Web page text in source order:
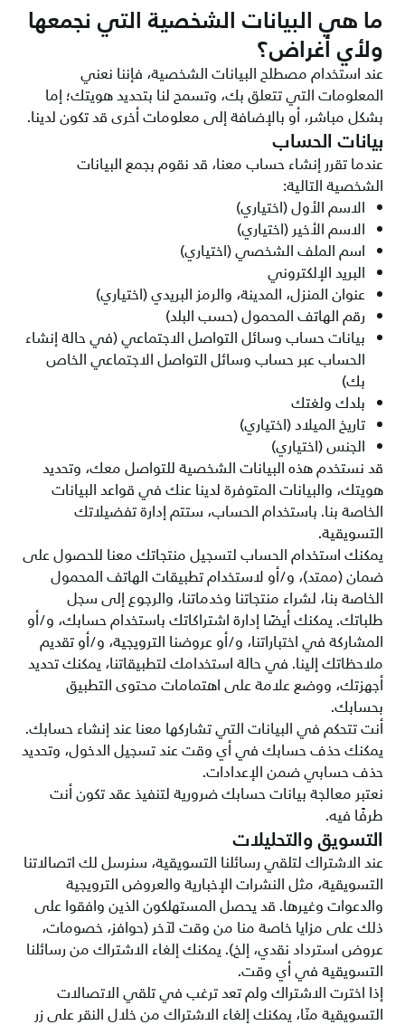
ما هي البيانات الشخصية التي نجمعها
ولأي أغراض؟
عند استخدام مصطلح البيانات الشخصية، فإننا نعني
المعلومات التي تتعلق بك، وتسمح لنا بتحديد هويتك؛ إما
بشكل مباشر، أو بالإضافة إلى معلومات أخرى قد تكون لدينا.
بيانات الحساب
عندما تقرر إنشاء حساب معنا، قد نقوم بجمع البيانات
الشخصية التالية:
الاسم الأول (اختياري)
الاسم الأخير (اختياري)
اسم الملف الشخصي (اختياري)
البريد الإلكتروني
عنوان المنزل، المدينة، والرمز البريدي (اختياري)
رقم الهاتف المحمول (حسب البلد)
بيانات حساب وسائل التواصل الاجتماعي (في حالة إنشاء
الحساب عبر حساب وسائل التواصل الاجتماعي الخاص
بك)
بلدك ولغتك
تاريخ الميلاد (اختياري)
الجنس (اختياري)
قد نستخدم هذه البيانات الشخصية للتواصل معك، وتحديد
هويتك، والبيانات المتوفرة لدينا عنك في قواعد البيانات
الخاصة بنا. باستخدام الحساب، ستتم إدارة تفضيلاتك
التسويقية.
يمكنك استخدام الحساب لتسجيل منتجاتك معنا للحصول على
ضمان (ممتد)، و/أو لاستخدام تطبيقات الهاتف المحمول
الخاصة بنا، لشراء منتجاتنا وخدماتنا، والرجوع إلى سجل
طلباتك. يمكنك أيضًا إدارة اشتراكاتك باستخدام حسابك، و/أو
المشاركة في اختباراتنا، و/أو عروضنا الترويجية، و/أو تقديم
ملاحظاتك إلينا. في حالة استخدامك لتطبيقاتنا، يمكنك تحديد
أجهزتك، ووضع علامة على اهتمامات محتوى التطبيق
بحسابك.
أنت تتحكم في البيانات التي تشاركها معنا عند إنشاء حسابك.
يمكنك حذف حسابك في أي وقت عند تسجيل الدخول، وتحديد
حذف حسابي ضمن الإعدادات.
نعتبر معالجة بيانات حسابك ضرورية لتنفيذ عقد تكون أنت
طرفًا فيه.
التسويق والتحليلات
عند الاشتراك لتلقي رسائلنا التسويقية، سنرسل لك اتصالاتنا
التسويقية، مثل النشرات الإخبارية والعروض الترويجية
والدعوات وغيرها. قد يحصل المستهلكون الذين وافقوا على
ذلك على مزايا خاصة منا من وقت لآخر (حوافز، خصومات،
عروض استرداد نقدي، إلخ). يمكنك إلغاء الاشتراك من رسائلنا
التسويقية في أي وقت.
إذا اخترت الاشتراك ولم تعد ترغب في تلقي الاتصالات
التسويقية منّا، يمكنك إلغاء الاشتراك من خلال النقر على زر